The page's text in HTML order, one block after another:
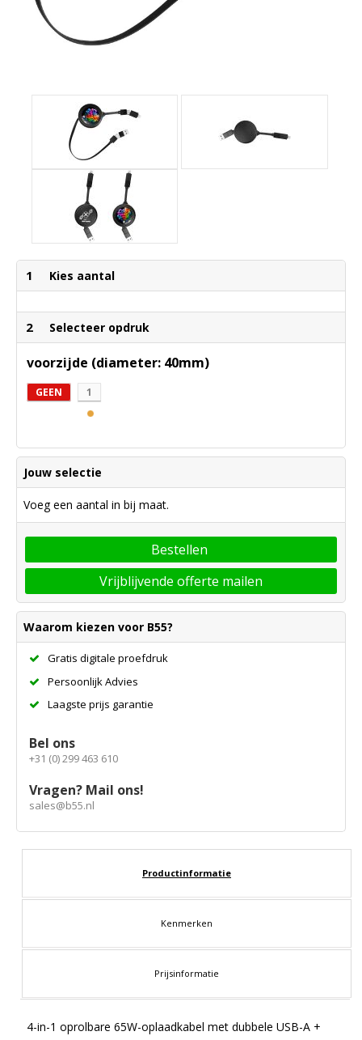
1 Kies aantal
2 Selecteer opdruk
voorzijde (diameter: 40mm)
GEEN 1
Jouw selectie
Voeg een aantal in bij maat.
Bestellen
Vrijblijvende offerte mailen
Waarom kiezen voor B55?
Gratis digitale proefdruk
Persoonlijk Advies
Laagste prijs garantie
Bel ons
+31 (0) 299 463 610
Vragen? Mail ons!
sales@b55.nl
Productinformatie
Kenmerken
Prijsinformatie
4-in-1 oprolbare 65W-oplaadkabel met dubbele USB-A +